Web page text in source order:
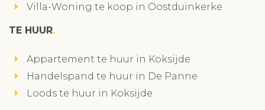
Villa-Woning te koop in Oostduinkerke
TE HUUR
Appartement te huur in Koksijde
Handelspand te huur in De Panne
Loods te huur in Koksijde